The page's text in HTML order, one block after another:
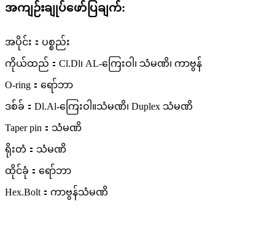
အကျဉ်းချုပ်ဖော်ပြချက်:
အပိုင်း：ပစ္စည်း
ကိုယ်ထည်：Cl.Dl၊ AL-ကြေးဝါ၊ သံမဏိ၊ ကာဗွန်
O-ring：ရော်ဘာ
ဒစ်ခ်：Dl.Al-ကြေးဝါ။သံမဏိ၊ Duplex သံမဏိ
Taper pin：သံမဏိ
ရိုးတံ：သံမဏိ
ထိုင်ခုံ：ရော်ဘာ
Hex.Bolt：ကာဗွန်သံမဏိ